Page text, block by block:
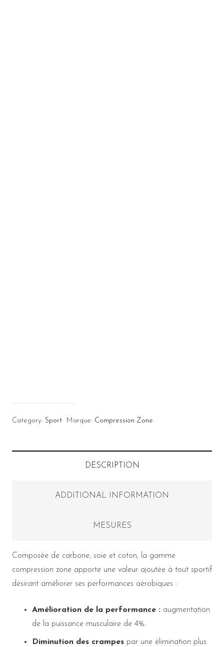
Category: Sport Marque: Compression Zone
DESCRIPTION
ADDITIONAL INFORMATION
MESURES
Composée de carbone, soie et coton, la gamme
compression zone apporte une valeur ajoutée à tout sportif
désirant améliorer ses performances aérobiques :
Amélioration de la performance : augmentation
de la puissance musculaire de 4%.
Diminution des crampes par une élimination plus